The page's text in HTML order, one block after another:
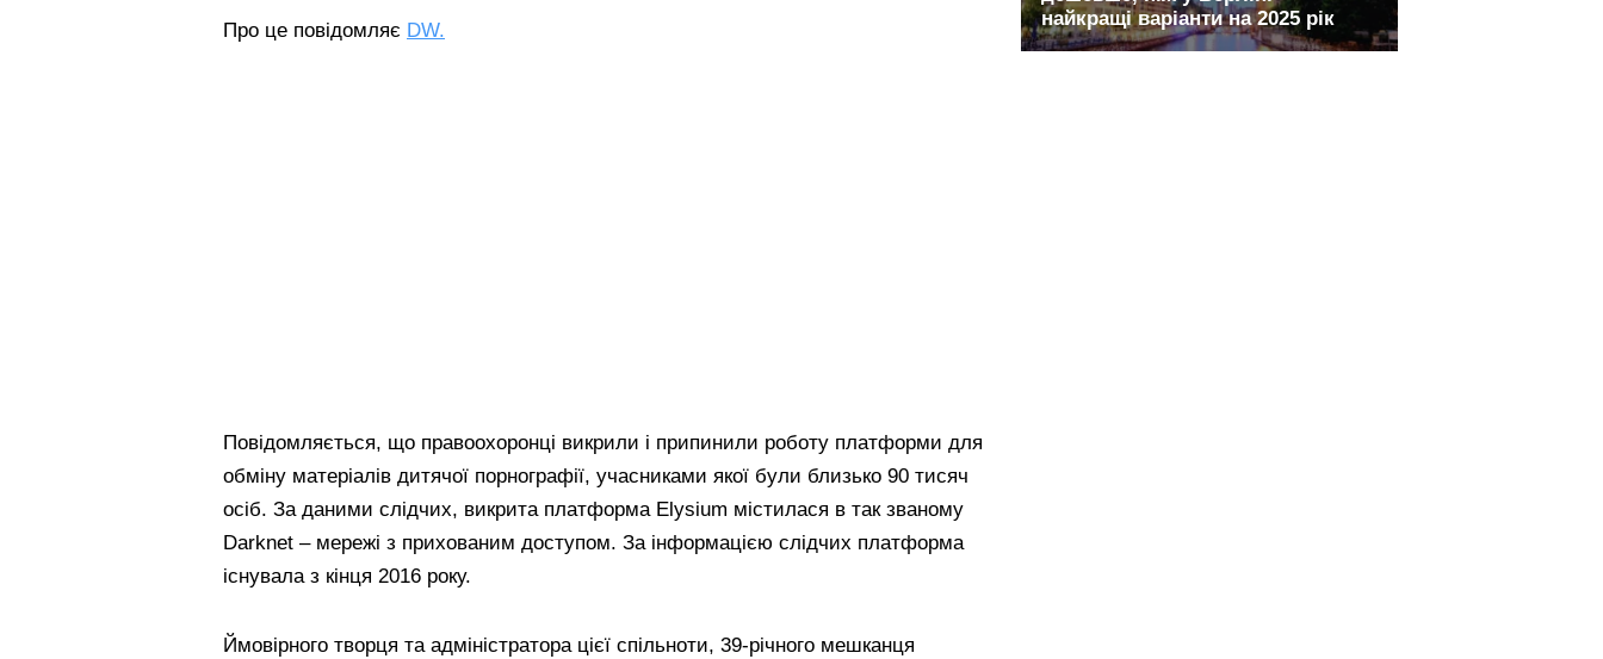
Про це повідомляє DW.
Повідомляється, що правоохоронці викрили і припинили роботу платформи для
обміну матеріалів дитячої порнографії, учасниками якої були близько 90 тисяч
осіб. За даними слідчих, викрита платформа Elysium містилася в так званому
Darknet – мережі з прихованим доступом. За інформацією слідчих платформа
існувала з кінця 2016 року.
Ймовірного творця та адміністратора цієї спільноти, 39-річного мешканця